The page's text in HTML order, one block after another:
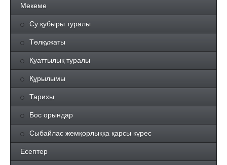
Мекеме
Су қубыры туралы
Төлқұжаты
Қуаттылық туралы
Құрылымы
Тарихы
Бос орындар
Сыбайлас жемқорлыққа қарсы күрес
Есептер